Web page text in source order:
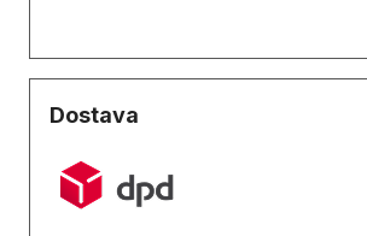
Dostava